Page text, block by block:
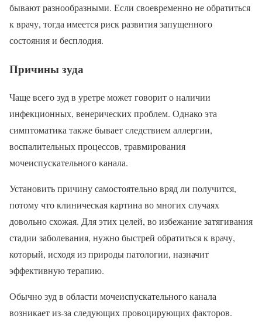
бывают разнообразными. Если своевременно не обратиться
к врачу, тогда имеется риск развития запущенного
состояния и бесплодия.
Причины зуда
Чаще всего зуд в уретре может говорит о наличии
инфекционных, венерических проблем. Однако эта
симптоматика также бывает следствием аллергии,
воспалительных процессов, травмирования
мочеиспускательного канала.
Установить причину самостоятельно вряд ли получится,
потому что клиническая картина во многих случаях
довольно схожая. Для этих целей, во избежание затягивания
стадии заболевания, нужно быстрей обратиться к врачу,
который, исходя из природы патологии, назначит
эффективную терапию.
Обычно зуд в области мочеиспускательного канала
возникает из-за следующих провоцирующих факторов.